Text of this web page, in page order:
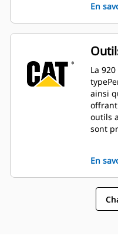
vous
à
En
La
ainsi
outils
sont
Les
que
les
En